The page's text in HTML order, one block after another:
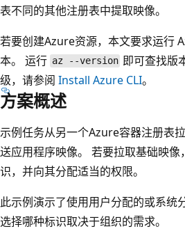
表不同的其他注册表中提取映像。
若要创建Azure资源，本文要求运行
本。 运行 az --version 即可查找版
级，请参阅 Install Azure CLI。
方案概述
示例任务从另一个Azure容器注册表
送应用程序映像。 若要拉取基础映
识，并向其分配适当的权限。
此示例演示了使用用户分配的或系统
选择哪种标识取决于组织的需求。